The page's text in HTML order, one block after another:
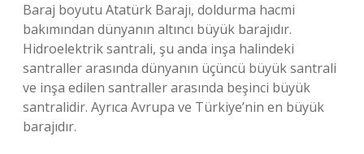
Baraj boyutu Atatürk Barajı, doldurma hacmi
bakımından dünyanın altıncı büyük barajıdır.
Hidroelektrik santrali, şu anda inşa halindeki
santraller arasında dünyanın üçüncü büyük santrali
ve inşa edilen santraller arasında beşinci büyük
santralidir. Ayrıca Avrupa ve Türkiye’nin en büyük
barajıdır.